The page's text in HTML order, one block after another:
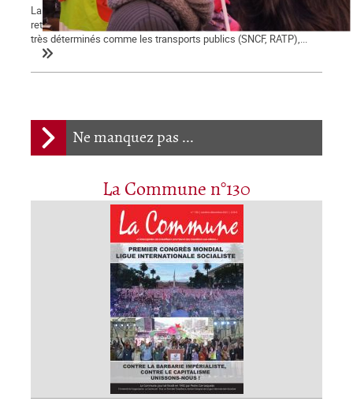
Ne manquez pas ...
La Commune n°130
La démonstration de force des salariés contre la réforme des
retraites engagée le 5 décembre se poursuit et certains secteurs
très déterminés comme les transports publics (SNCF, RATP),...